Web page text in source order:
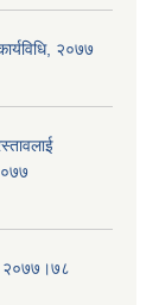
२०७७
२०७७।७८